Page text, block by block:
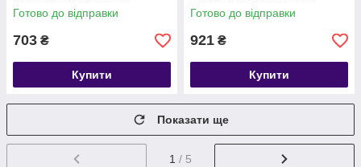
Готово до відправки
703 ₴
Купити
Готово до відправки
921 ₴
Купити
Показати ще
1 / 5